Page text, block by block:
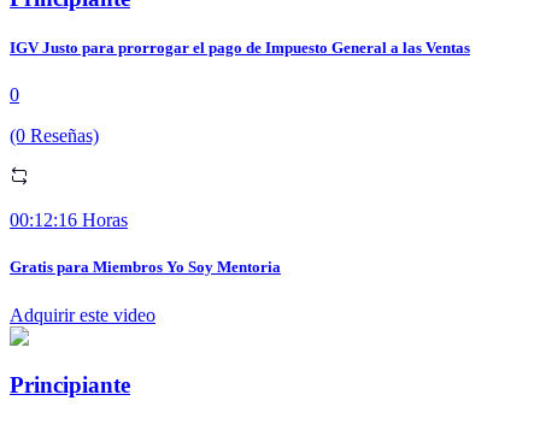
IGV Justo para prorrogar el pago de Impuesto General a las Ventas
0
(0 Reseñas)
00:12:16 Horas
Gratis para Miembros Yo Soy Mentoria
Adquirir este video
Principiante